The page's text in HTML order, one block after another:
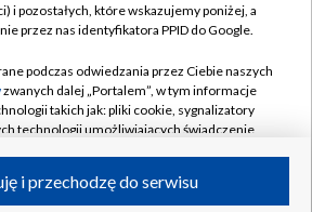
Cyfrowa
Pomoc
Kontakt
Kanały
i pozostałych, które wskazujemy poniżej, a
przez nas identyfikatora PPID do Google.
podczas odwiedzania przez Ciebie naszych
zwanych dalej „Portalem”, w tym informacje
takich jak: pliki cookie, sygnalizatory
technologii umożliwiających świadczenie
i przechodzę do serwisu